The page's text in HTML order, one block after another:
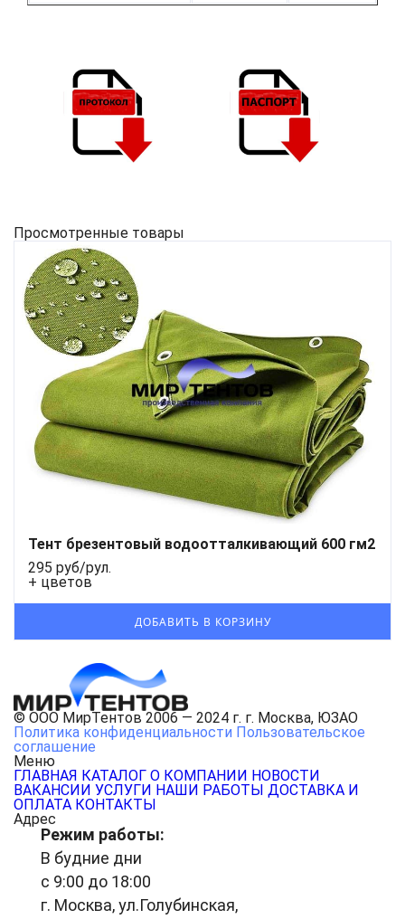
Просмотренные товары
Тент брезентовый водоотталкивающий 600 гм2
295 руб/рул.
+ цветов
© ООО МирТентов 2006 — 2024 г. г. Москва, ЮЗАО
Политика конфиденциальности Пользовательское
соглашение
Меню
ГЛАВНАЯ КАТАЛОГ О КОМПАНИИ НОВОСТИ
ВАКАНСИИ УСЛУГИ НАШИ РАБОТЫ ДОСТАВКА И
ОПЛАТА КОНТАКТЫ
Адрес
Режим работы:
В будние дни
с 9:00 до 18:00
г. Москва, ул.Голубинская,